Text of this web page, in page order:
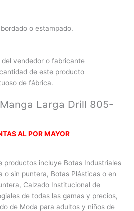
o estampado.
vendedor o fabricante
de este producto
de fábrica.
Larga Drill 805-
AL POR MAYOR
productos incluye Botas Industriales
o sin puntera, Botas Plásticas o en
Calzado Institucional de
de todas las gamas y precios,
de Moda para adultos y niños de